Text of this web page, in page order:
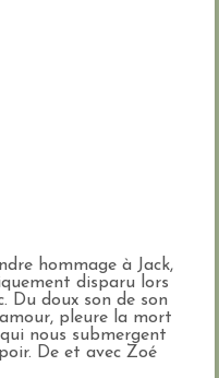
hommage à Jack,
disparu lors
Du doux son de son
pleure la mort
nous submergent
De et avec Zoé